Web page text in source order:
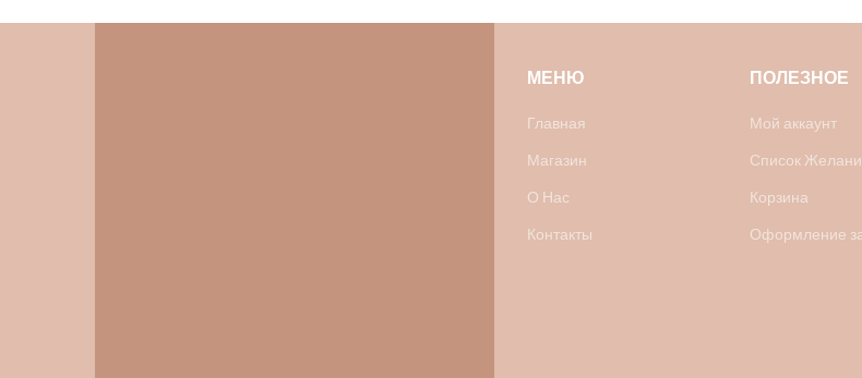
МЕНЮ
Главная
Магазин
О Нас
Контакты
ПОЛЕЗНОЕ
Мой аккаунт
Список
Корзина
Оформление